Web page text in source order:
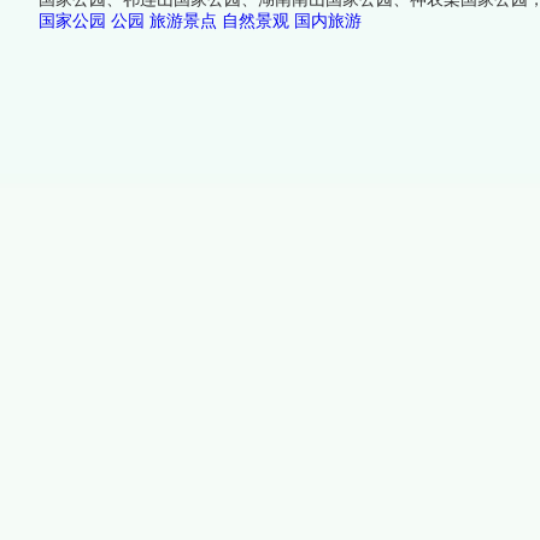
国家公园 公园 旅游景点 自然景观 国内旅游